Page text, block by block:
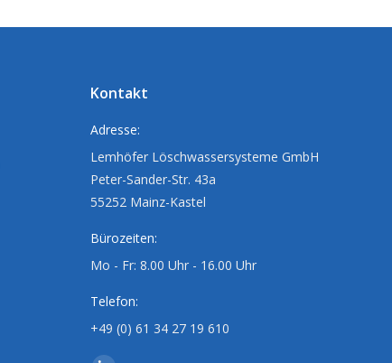
Kontakt
Adresse:
Lemhöfer Löschwassersysteme GmbH
Peter-Sander-Str. 43a
55252 Mainz-Kastel
Bürozeiten:
Mo - Fr: 8.00 Uhr - 16.00 Uhr
Telefon:
+49 (0) 61 34 27 19 610